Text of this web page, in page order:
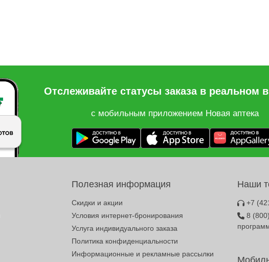
Отслеживайте статусы заказа в реальном
с мобильным приложением Новая аптека
Полезная информация
Скидки и акции
Условия интернет-бронирования
Услуга индивидуального заказа
Политика конфиденциальности
Информационные и рекламные рассылки
Наши
+7
8